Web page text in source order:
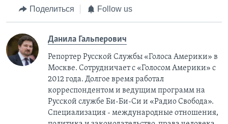
Поделиться Follow us
Данила Гальперович
Репортер Русской Службы «Голоса Америки» в
Москве. Сотрудничает с «Голосом Америки» с
2012 года. Долгое время работал
корреспондентом и ведущим программ на
Русской службе Би-Би-Си и «Радио Свобода».
Специализация - международные отношения,